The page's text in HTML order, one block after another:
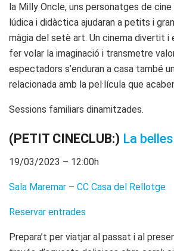
la Milly Oncle, uns personatges de cine
lúdica i didàctica ajudaran a petits i
màgia del setè art. Un cinema divertit i
fer volar la imaginació i transmetre
espectadors s’enduran a casa també
relacionada amb la pel·lícula que
Sessions familiars dinamitzades.
(PETIT CINECLUB:) La
19/03/2023 – 12:00h
Sala Maremar – CC Casa del Rellotge
Reservar entrades
Prepara’t per viatjar al passat i al